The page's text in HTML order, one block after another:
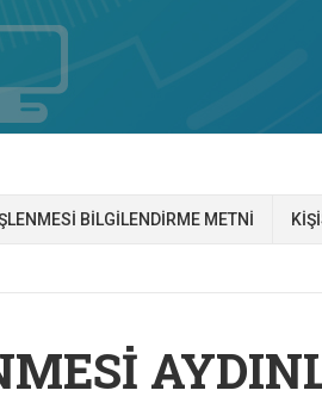
BİLGİLENDİRME METNİ